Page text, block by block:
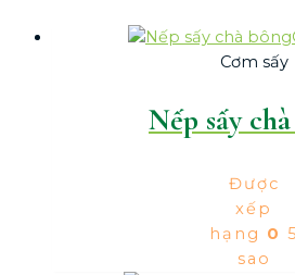
Cơm sấy
Nếp sấy
Được
xếp
hạng 0 5
sao